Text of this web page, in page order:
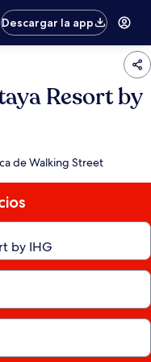
Descargar la app
Resort by
de Walking Street